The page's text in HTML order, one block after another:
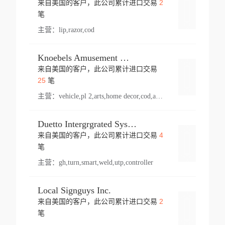
来自美国的客户，此公司累计进口交易 2
笔
主营： lip,razor,cod
Knoebels Amusement Resort
来自美国的客户，此公司累计进口交易
25笔
主营： vehicle,pl 2,arts,home decor,cod,amusement ride,sea
Duetto Intergrgrated Systems Inc.
来自美国的客户，此公司累计进口交易 4
笔
主营： gh,turn,smart,weld,utp,controller
Local Signguys Inc.
来自美国的客户，此公司累计进口交易 2
笔